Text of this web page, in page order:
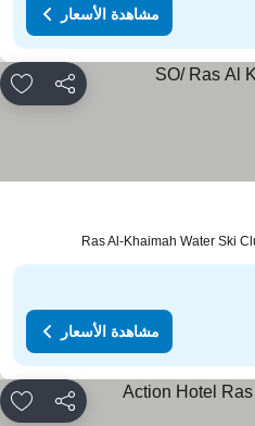
مشاهدة الأسعار
مشاركة
مشاهدة الأسعار
مشاركة